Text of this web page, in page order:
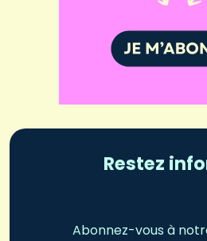
Restez
Abonnez-vous à